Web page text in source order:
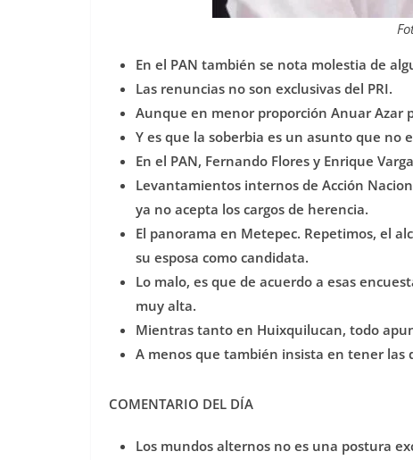
En el PAN también se nota molestia de
Las renuncias no son exclusivas del PRI.
Aunque en menor proporción Anuar Azar
Y es que la soberbia es un asunto que no
En el PAN, Fernando Flores y Enrique
Levantamientos internos de Acción
ya no acepta los cargos de herencia.
El panorama en Metepec. Repetimos, el
su esposa como candidata.
Lo malo, es que de acuerdo a esas
muy alta.
Mientras tanto en Huixquilucan, todo
A menos que también insista en tener las
COMENTARIO DEL DÍA
Los mundos alternos no es una postura